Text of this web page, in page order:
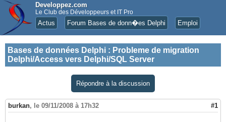
Developpez.com
Le Club des Développeurs et IT Pro
Actus Forum Bases de donn�es Delphi Emploi
Bases de données Delphi : Probleme de migration
Delphi/Access vers Delphi/SQL Server
Répondre à la discussion
burkan, le 09/11/2008 à 17h32 #1